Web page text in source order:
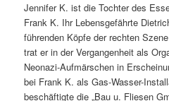
Jennifer K. ist die Tochter des
Frank K. Ihr Lebensgefährte
führenden Köpfe der rechten
trat er in der Vergangenheit als
Neonazi-Aufmärschen in
bei Frank K. als Gas-Wasser-
beschäftigte die „Bau u. Fliesen